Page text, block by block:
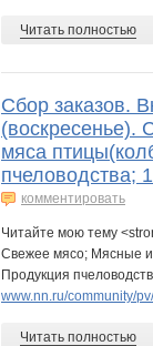
Читать полностью
Сбор заказов.
(воскресенье).
мяса
пчеловодства;
комментировать
Читайте мою тему
Свежее мясо; Мясные
Продукция
www.nn.ru/community/
Читать полностью